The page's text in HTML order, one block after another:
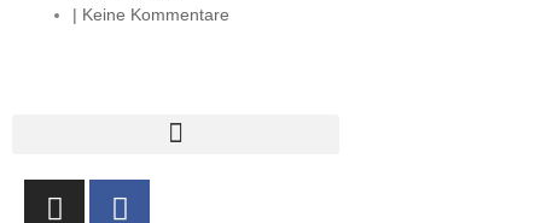
Keine Kommentare
I
F